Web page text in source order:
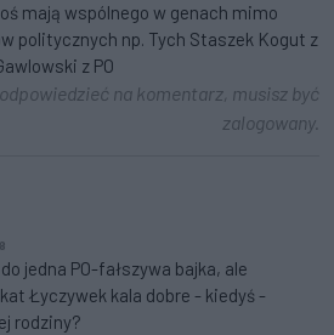
mają wspólnego w genach mimo
politycznych np. Tych Staszek Kogut z
z PO
na komentarz, musisz być
zalogowany.
jedna PO-fałszywa bajka, ale
Łyczywek kala dobre - kiedyś -
rodziny?